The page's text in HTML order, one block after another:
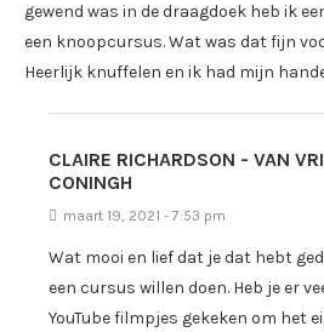
gewend was in de draagdoek heb ik
een knoopcursus. Wat was dat fijn
Heerlijk knuffelen en ik had mijn
CLAIRE RICHARDSON - VAN
CONINGH
maart 19, 2021 - 7:53 pm
Wat mooi en lief dat je dat hebt
een cursus willen doen. Heb je er
YouTube filmpjes gekeken om het